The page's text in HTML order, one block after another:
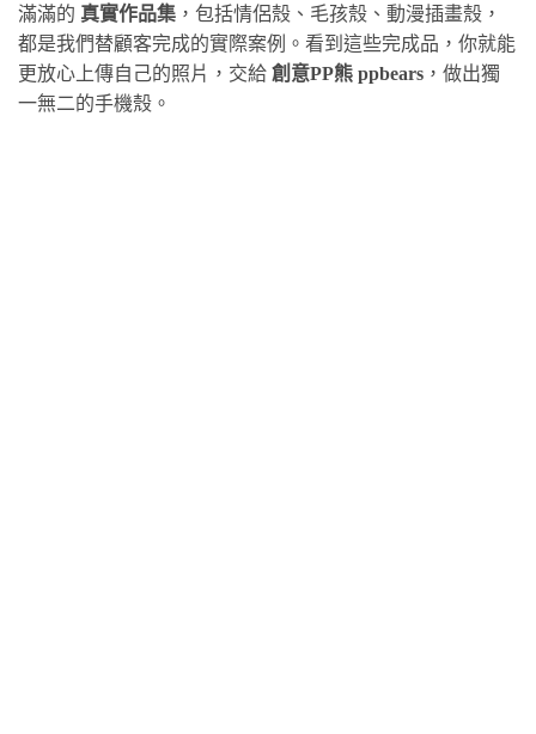
滿滿的 真實作品集 ，包括情侶殼、毛孩殼、動漫插畫殼，
都是我們替顧客完成的實際案例。看到這些完成品，你就能
更放心上傳自己的照片，交給 創意PP熊 ppbears ，做出獨
一無二的手機殼。